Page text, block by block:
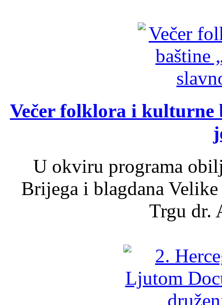
Večer folklora i kulturne
U okviru programa
Brijega i blagdana
Trgu dr.